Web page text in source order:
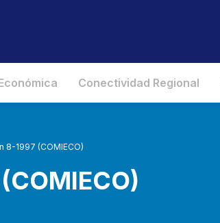
Conectividad Regional
8-1997 (COMIECO)